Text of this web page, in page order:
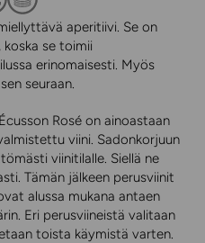
aperitiivi. Se on
koska se toimii
erinomaisesti. Myös
seuraan.
Rosé on ainoastaan
viini. Sadonkorjuun
viinitilalle. Siellä ne
Tämän jälkeen perusviinit
alussa mukana antaen
Eri perusviineistä valitaan
toista käymistä varten.